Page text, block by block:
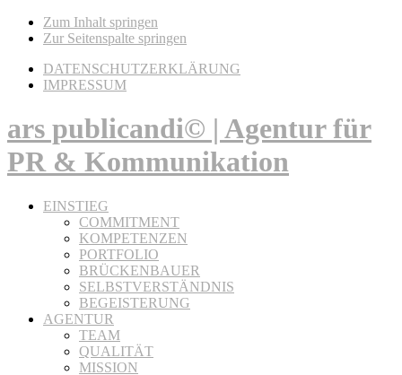
Zum Inhalt springen
Zur Seitenspalte springen
DATENSCHUTZERKLÄRUNG
IMPRESSUM
ars publicandi© | Agentur für
PR & Kommunikation
EINSTIEG
COMMITMENT
KOMPETENZEN
PORTFOLIO
BRÜCKENBAUER
SELBSTVERSTÄNDNIS
BEGEISTERUNG
AGENTUR
TEAM
QUALITÄT
MISSION